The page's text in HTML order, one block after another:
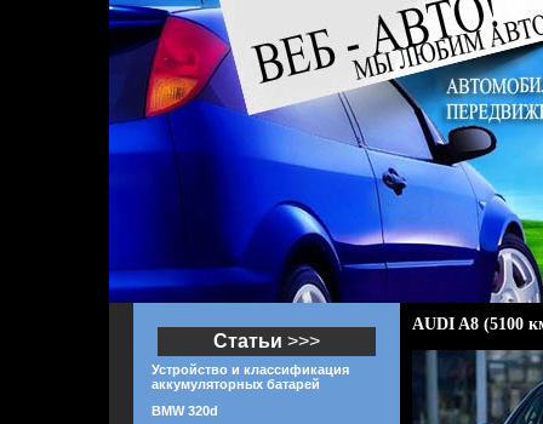
Статьи >>>
Устройство и классификация
аккумуляторных батарей
BMW 320d
AUDI A8 (5100